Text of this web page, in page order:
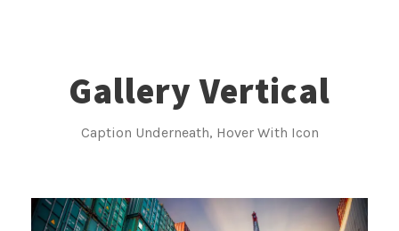
Gallery Vertical
Caption Underneath, Hover With Icon